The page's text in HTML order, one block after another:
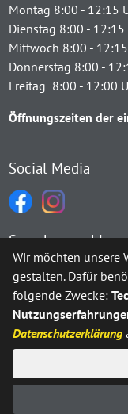
Montag 8:00 - 12:15
Dienstag 8:00 -
Mittwoch 8:00 -
Donnerstag 8:00 -
Freitag 8:00 - 12:00
Öffnungszeiten der
Social Media
Sprachauswahl
Möchten Sie von
Wir möchten unsere
gestalten. Dafür
folgende Zwecke:
Datenschutzerklärung